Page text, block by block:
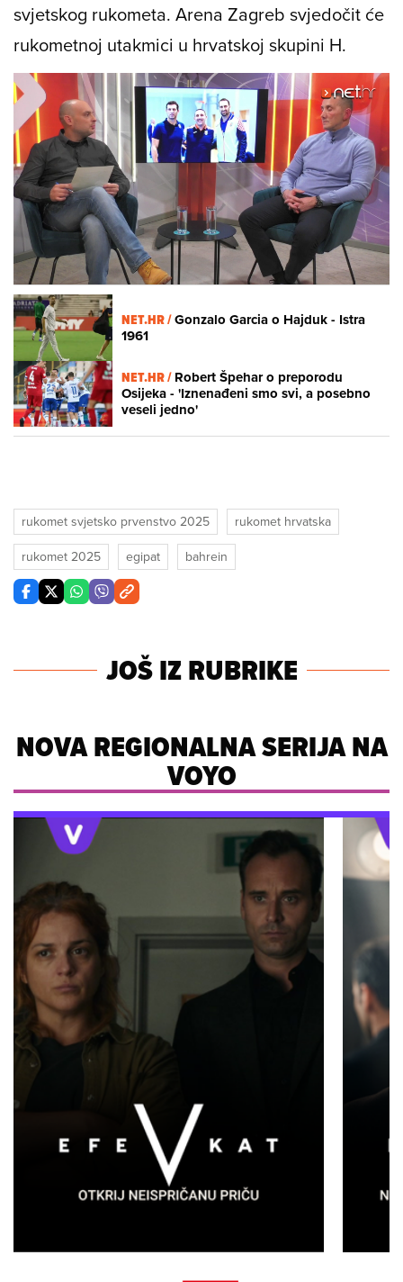
svjetskog rukometa. Arena Zagreb svjedočit će
rukometnoj utakmici u hrvatskoj skupini H.
Unmute /
Loaded:
10.59%
NET.HR /Gonzalo Garcia o Hajduk - Istra
1961
NET.HR /Robert Špehar o preporodu
Osijeka - 'Iznenađeni smo svi, a posebno
veseli jedno'
rukomet svjetsko prvenstvo 2025
rukomet hrvatska
rukomet 2025
egipat bahrein
JOŠ IZ RUBRIKE
NOVA REGIONALNA SERIJA NA
VOYO